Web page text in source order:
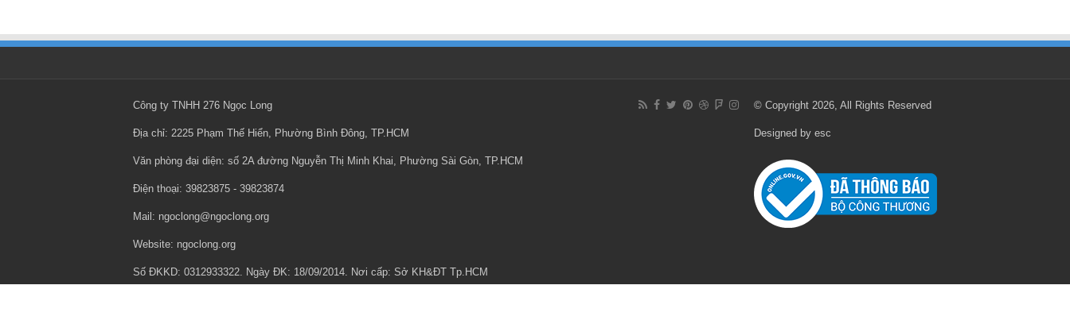
© Copyright 2026, All Rights Reserved
Designed by esc
Công ty TNHH 276 Ngọc Long
Địa chỉ: 2225 Phạm Thế Hiển, Phường Bình Đông, TP.HCM
Văn phòng đại diện: số 2A đường Nguyễn Thị Minh Khai, Phường Sài Gòn, TP.HCM
Điện thoại: ‎39823875 - ‎39823874
Mail: ngoclong@ngoclong.org
Website: ngoclong.org
Số ĐKKD: 0312933322. Ngày ĐK: 18/09/2014. Nơi cấp: Sở KH&ĐT Tp.HCM